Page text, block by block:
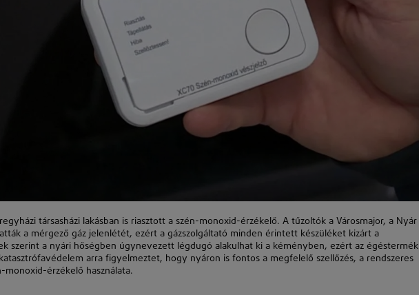
társasházi lakásban is riasztott a szén-monoxid-érzékelő. A tűzoltók a Városmajor, a Nyár
a mérgező gáz jelenlétét, ezért a gázszolgáltató minden érintett készüléket kizárt a
szerint a nyári hőségben úgynevezett légdugó alakulhat ki a kéményben, ezért az égéstermék
arra figyelmeztet, hogy nyáron is fontos a megfelelő szellőzés, a rendszeres
monoxid-érzékelő használata.